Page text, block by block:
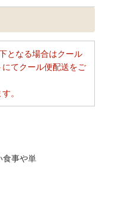
となる場合はクール
てクール便配送をご
。
食事や単